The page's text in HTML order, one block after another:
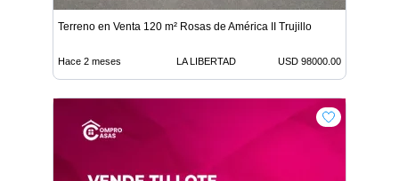
Terreno en Venta 120 m² Rosas de América II Trujillo
Hace 2 meses LA LIBERTAD USD 98000.00